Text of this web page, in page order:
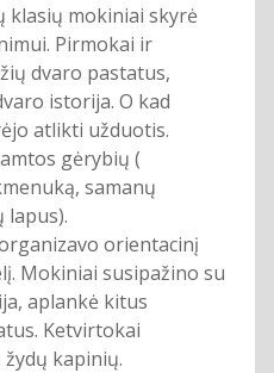
klasių mokiniai skyrė
Pirmokai ir
dvaro pastatus,
istorija. O kad
atlikti užduotis.
gėrybių (
samanų
lapus).
orientacinį
Mokiniai susipažino su
aplankė kitus
Ketvirtokai
kapinių.